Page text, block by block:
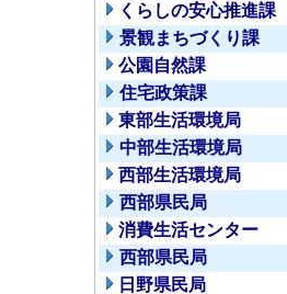
くらしの安心推進課
景観まちづくり課
公園自然課
住宅政策課
東部生活環境局
中部生活環境局
西部生活環境局
西部県民局
消費生活センター
西部県民局
日野県民局